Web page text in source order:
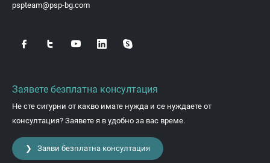
pspteam@psp-bg.com
Заявете безплатна консултация
Не сте сигурни от какво имате нужда и се нуждаете от
консултация? Заявете я в удобно за вас време.
❯ Заяви безплатна консултация